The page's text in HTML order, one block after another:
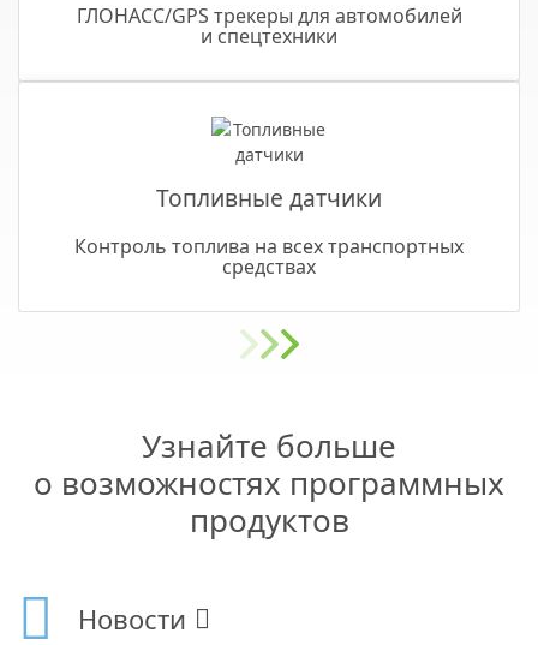
ГЛОНАСС/GPS трекеры для автомобилей
и спецтехники
Топливные датчики
Контроль топлива на всех транспортных
средствах
Узнайте больше
о возможностях программных
продуктов
Новости